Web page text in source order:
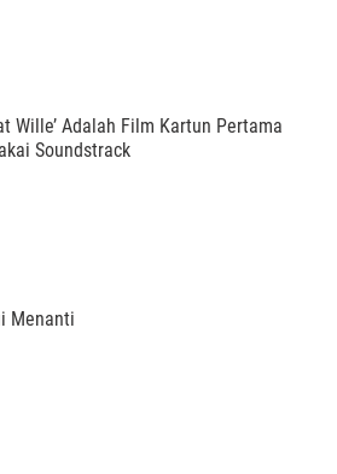
Wille’ Adalah Film Kartun Pertama
Soundstrack
Menanti